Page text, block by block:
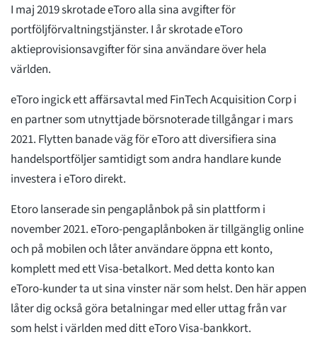
I maj 2019 skrotade eToro alla sina avgifter för
portföljförvaltningstjänster. I år skrotade eToro
aktieprovisionsavgifter för sina användare över hela
världen.
eToro ingick ett affärsavtal med FinTech Acquisition Corp i
en partner som utnyttjade börsnoterade tillgångar i mars
2021. Flytten banade väg för eToro att diversifiera sina
handelsportföljer samtidigt som andra handlare kunde
investera i eToro direkt.
Etoro lanserade sin pengaplånbok på sin plattform i
november 2021. eToro-pengaplånboken är tillgänglig online
och på mobilen och låter användare öppna ett konto,
komplett med ett Visa-betalkort. Med detta konto kan
eToro-kunder ta ut sina vinster när som helst. Den här appen
låter dig också göra betalningar med eller uttag från var
som helst i världen med ditt eToro Visa-bankkort.